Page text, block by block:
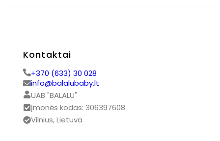
Kontaktai
+370 (633) 30 028
info@balalubaby.lt
UAB "BALALU"
Įmonės kodas: 306397608
Vilnius, Lietuva